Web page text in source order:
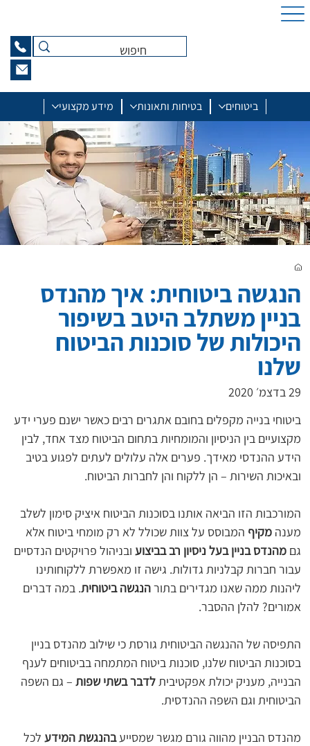
ביטוחים בטיחות ותאונות מידע מקצועי
הנגשה ביטוחית: איך מהנדס
בניין משתלב היטב בשיפור
היכולות של סוכנות הביטוח
שלנו
29 בדצמ׳ 2020
ביטוחי בנייה מקפלים בחובם אתגרים רבים כאשר ישנם פערי ידע
מקצועיים בין הניסיון והמומחיות בתחום הביטוח מצד אחד, לבין
הידע ההנדסי מאידך. פערים אלה עלולים לעתים לפגוע בטיב
ובאיכות השירות – הן ללקוח והן לחברות הביטוח.
המורכבות הזו הביאה אותנו בסוכנות הביטוח איציק סימון לשלב
מענה מקיף המבוסס על צוות שכולל לא רק מומחי ביטוח אלא
גם מהנדס בניין בעל ניסיון רב בביצוע ובניהול פרויקטים הנדסיים
עבור חברות קבלניות גדולות. גישה זו מאפשרת ללקוחותינו
ליהנות ממה שאנו מגדירים בתור הנגשה ביטוחית. במה דברים
אמורים? להלן ההסבר.
התפיסה של ההנגשה הביטוחית גורסת כי שילוב מהנדס בניין
בסוכנות הביטוח שלנו, סוכנות ביטוח המתמחה בביטוחים לענף
הבנייה, מעניק יכולת אפקטיבית לדבר בשתי שפות – גם השפה
הביטוחית וגם השפה ההנדסית.
מהנדס הבניין מהווה גורם מגשר שמסייע בהנגשת המידע לכל